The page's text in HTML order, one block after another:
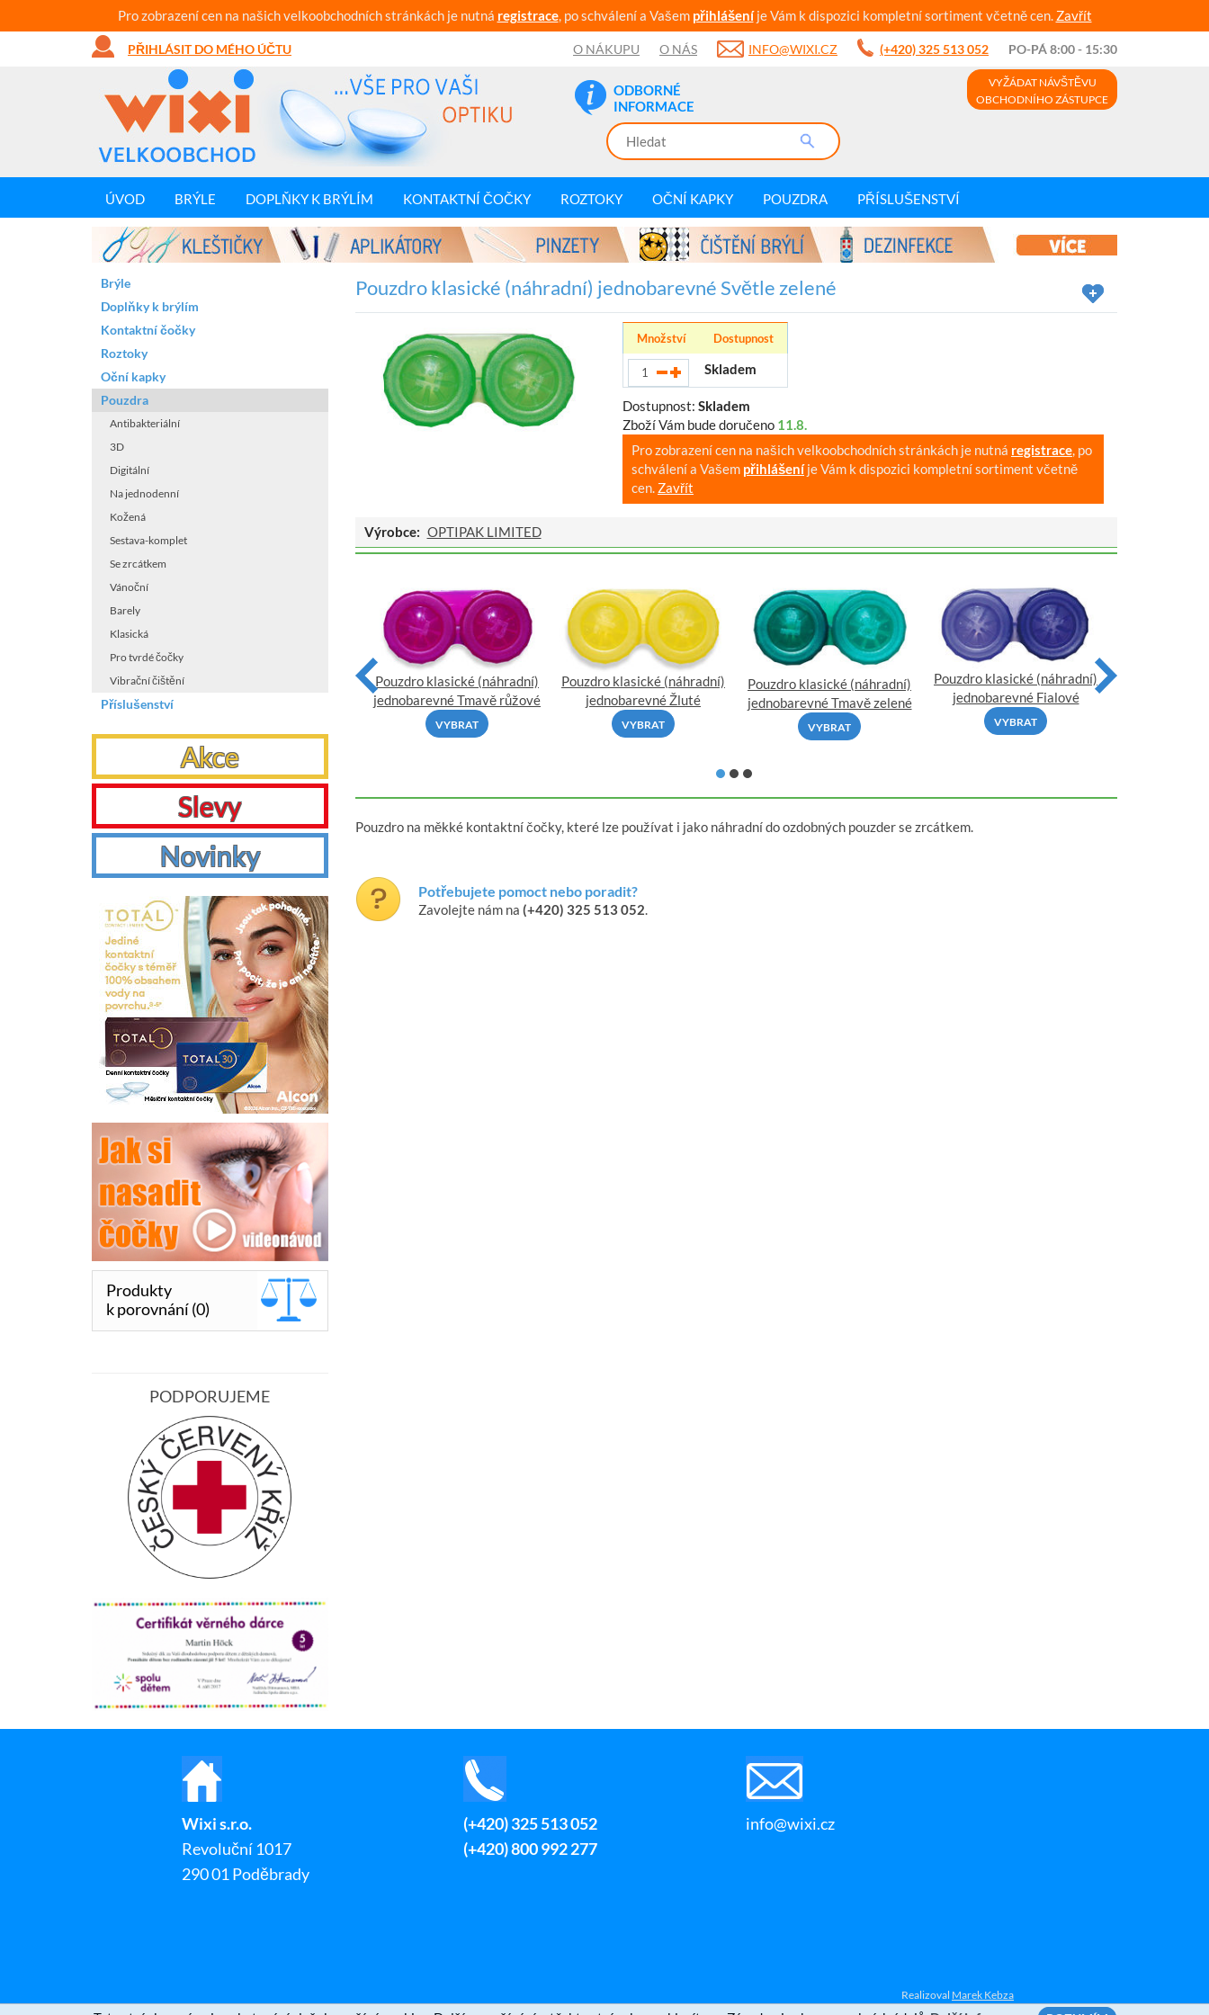
Pro zobrazení cen na našich velkoobchodních stránkách je nutná registrace, po schválení a Vašem přihlášeníje Vám k dispozici kompletní sortiment včetně cen. Zavřít
PŘIHLÁSIT DO MÉHO ÚČTU O NÁKUPU O NÁS INFO@WIXI.CZ (+420) 325 513 052 PO-PÁ 8:00 - 15:30
ODBORNÉ
INFORMACE
VYŽÁDAT NÁVŠTĚVU
OBCHODNÍHO ZÁSTUPCE
ÚVOD BRÝLE DOPLŇKY K BRÝLÍM KONTAKTNÍ ČOČKY ROZTOKY OČNÍ KAPKY POUZDRA PŘÍSLUŠENSTVÍ
Pouzdro klasické (náhradní) jednobarevné Světle zelené
Množství Dostupnost
Skladem
Dostupnost: Skladem
Zboží Vám bude doručeno 11.8.
Pro zobrazení cen na našich velkoobchodních stránkách je nutná registrace, po
schválení a Vašem přihlášeníje Vám k dispozici kompletní sortiment včetně
cen. Zavřít
Výrobce: OPTIPAK LIMITED
jednobarevné Oranžové
VYBRAT
Pouzdro klasické (náhradní)
jednobarevné Tmavě růžové
VYBRAT
Pouzdro klasické (náhradní)
jednobarevné Žluté
VYBRAT
Pouzdro klasické (náhradní)
jednobarevné Tmavě zelené
VYBRAT
Pouzdro klasické (náhradní)
jednobarevné Fialové
VYBRAT
Pouzdro na měkké kontaktní čočky, které lze používat i jako náhradní do ozdobných pouzder se zrcátkem.
Potřebujete pomoct nebo poradit?
Zavolejte nám na (+420) 325 513 052.
Brýle
Doplňky k brýlím
Kontaktní čočky
Roztoky
Oční kapky
Pouzdra
Antibakteriální
3D
Digitální
Na jednodenní
Kožená
Sestava-komplet
Se zrcátkem
Vánoční
Barely
Klasická
Pro tvrdé čočky
Vibrační čištění
Příslušenství
Akce
Slevy
Novinky
Produkty
k porovnání (0)
PODPORUJEME
Wixi s.r.o.
Revoluční 1017
290 01 Poděbrady
(+420) 325 513 052
(+420) 800 992 277
info@wixi.cz
Realizoval Marek Kebza